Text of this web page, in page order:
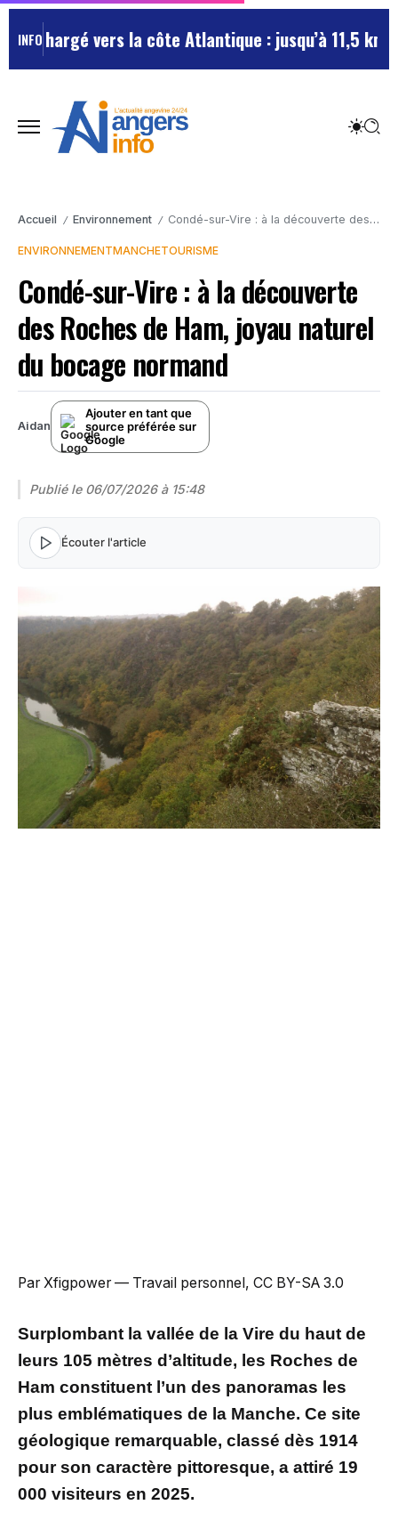
INFO vers la côte Atlantique : jusqu’à 11,5 km de
Accueil / Environnement / Condé-sur-Vire : à la découverte des Roches de Ham, joyau naturel du bocage normand
ENVIRONNEMENTMANCHETOURISME
Condé-sur-Vire : à la découverte
des Roches de Ham, joyau naturel
du bocage normand
Aidan
Ajouter en tant que
source préférée sur
Google
Publié le 06/07/2026 à 15:48
Écouter l'article
Par Xfigpower — Travail personnel, CC BY-SA 3.0
Surplombant la vallée de la Vire du haut de
leurs 105 mètres d’altitude, les Roches de
Ham constituent l’un des panoramas les
plus emblématiques de la Manche. Ce site
géologique remarquable, classé dès 1914
pour son caractère pittoresque, a attiré 19
000 visiteurs en 2025.